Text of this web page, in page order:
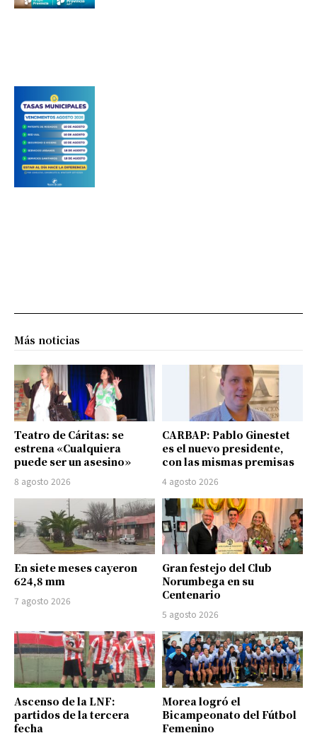
Más noticias
Teatro de Cáritas: se
estrena «Cualquiera
puede ser un asesino»
8 agosto 2026
CARBAP: Pablo Ginestet
es el nuevo presidente,
con las mismas premisas
4 agosto 2026
En siete meses cayeron
624,8 mm
7 agosto 2026
Gran festejo del Club
Norumbega en su
Centenario
5 agosto 2026
Ascenso de la LNF:
partidos de la tercera
fecha
Morea logró el
Bicampeonato del Fútbol
Femenino